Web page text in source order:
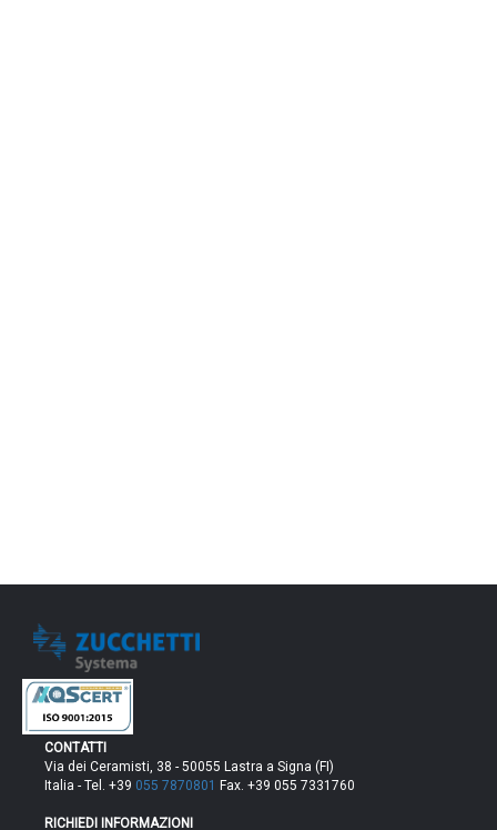
CONTATTI
Via dei Ceramisti, 38 - 50055 Lastra a Signa (FI)
Italia - Tel. +39 055 7870801 Fax. +39 055 7331760
RICHIEDI INFORMAZIONI